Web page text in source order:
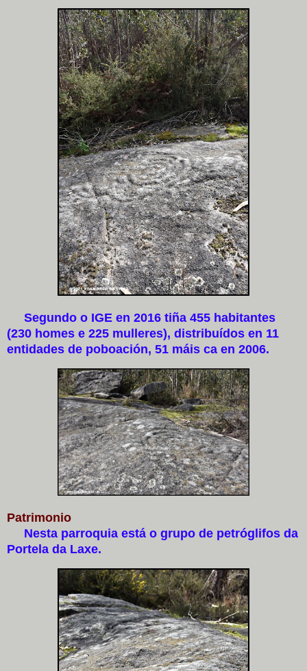
Segundo o IGE en 2016 tiña 455 habitantes
(230 homes e 225 mulleres), distribuídos en 11
entidades de poboación, 51 máis ca en 2006.
Patrimonio
Nesta parroquia está o grupo de petróglifos da
Portela da Laxe.